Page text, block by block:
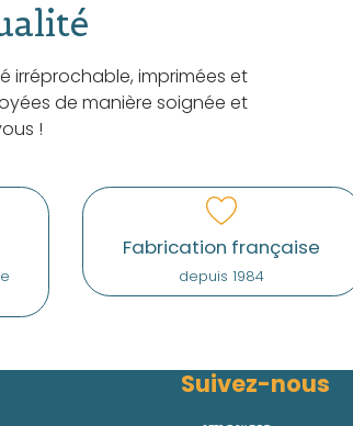
irréprochable, imprimées et
de manière soignée et
!
Fabrication française
depuis 1984
Suivez-nous